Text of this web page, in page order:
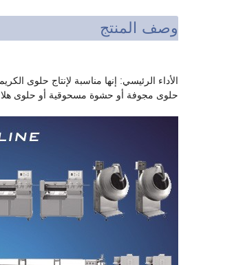
وصف المنتج
حلوى مجوفة أو حشوة مسحوقية أو حلوى